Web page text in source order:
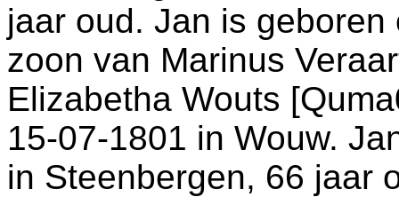
jaar oud. Jan is
zoon van Marinus
Elizabetha Wouts
15-07-1801 in Wouw.
in Steenbergen, 66 jaar